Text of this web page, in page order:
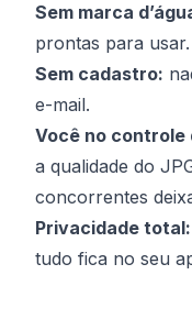
Sem marca
prontas para usar.
Sem cadastro:
e-mail.
Você no controle
a qualidade do
concorrentes
Privacidade total:
tudo fica no seu